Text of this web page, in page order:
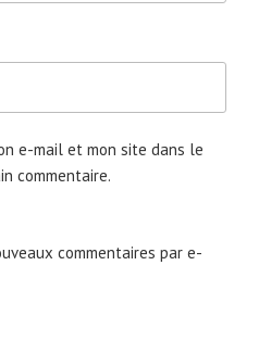
e-mail et mon site dans le
commentaire.
commentaires par e-